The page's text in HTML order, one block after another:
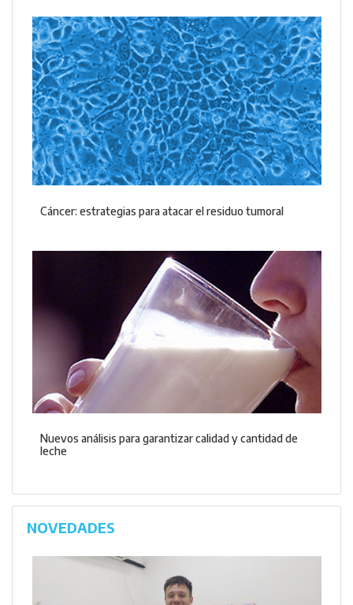
Cáncer: estrategias para atacar el residuo tumoral
Nuevos análisis para garantizar calidad y cantidad de
leche
NOVEDADES